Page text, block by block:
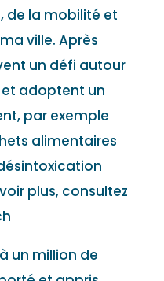
de la mobilité et
ville. Après
un défi autour
adoptent un
par exemple
alimentaires
plus, consultez
un million de